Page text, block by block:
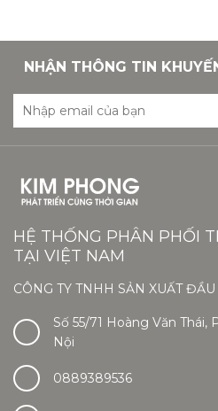
NHẬN THÔNG TIN
HỆ THỐNG PHÂN PHỐI
TẠI VIỆT NAM
CÔNG TY TNHH SẢN XUẤT
Số 55/71 Hoàng Văn
Nội
0889389536